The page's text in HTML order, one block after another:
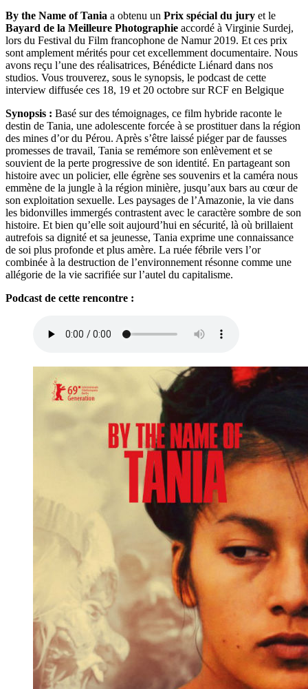
By the Name of Tania a obtenu un Prix spécial du jury et le
Bayard de la Meilleure Photographie accordé à Virginie Surdej,
lors du Festival du Film francophone de Namur 2019. Et ces prix
sont amplement mérités pour cet excellemment documentaire. Nous
avons reçu l’une des réalisatrices, Bénédicte Liénard dans nos
studios. Vous trouverez, sous le synopsis, le podcast de cette
interview diffusée ces 18, 19 et 20 octobre sur RCF en Belgique
Synopsis : Basé sur des témoignages, ce film hybride raconte le
destin de Tania, une adolescente forcée à se prostituer dans la région
des mines d’or du Pérou. Après s’être laissé piéger par de fausses
promesses de travail, Tania se remémore son enlèvement et se
souvient de la perte progressive de son identité. En partageant son
histoire avec un policier, elle égrène ses souvenirs et la caméra nous
emmène de la jungle à la région minière, jusqu’aux bars au cœur de
son exploitation sexuelle. Les paysages de l’Amazonie, la vie dans
les bidonvilles immergés contrastent avec le caractère sombre de son
histoire. Et bien qu’elle soit aujourd’hui en sécurité, là où brillaient
autrefois sa dignité et sa jeunesse, Tania exprime une connaissance
de soi plus profonde et plus amère. La ruée fébrile vers l’or
combinée à la destruction de l’environnement résonne comme une
allégorie de la vie sacrifiée sur l’autel du capitalisme.
Podcast de cette rencontre :